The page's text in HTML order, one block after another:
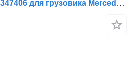
Гидромуфта ZF 4139347406 для грузовика Mercedes-Benz